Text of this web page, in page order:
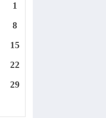
1
8
15
22
29